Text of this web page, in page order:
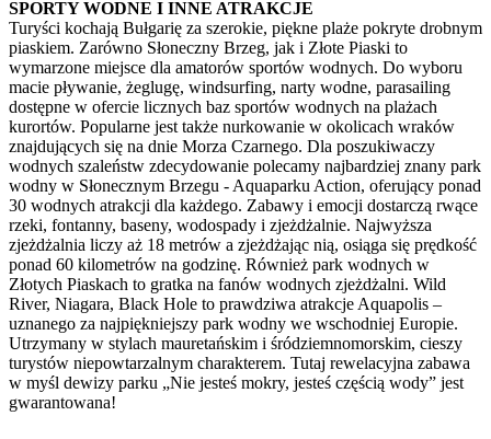
SPORTY WODNE I INNE ATRAKCJE
Turyści kochają Bułgarię za szerokie, piękne plaże pokryte drobnym
piaskiem. Zarówno Słoneczny Brzeg, jak i Złote Piaski to
wymarzone miejsce dla amatorów sportów wodnych. Do wyboru
macie pływanie, żeglugę, windsurfing, narty wodne, parasailing
dostępne w ofercie licznych baz sportów wodnych na plażach
kurortów. Popularne jest także nurkowanie w okolicach wraków
znajdujących się na dnie Morza Czarnego. Dla poszukiwaczy
wodnych szaleństw zdecydowanie polecamy najbardziej znany park
wodny w Słonecznym Brzegu - Aquaparku Action, oferujący ponad
30 wodnych atrakcji dla każdego. Zabawy i emocji dostarczą rwące
rzeki, fontanny, baseny, wodospady i zjeżdżalnie. Najwyższa
zjeżdżalnia liczy aż 18 metrów a zjeżdżając nią, osiąga się prędkość
ponad 60 kilometrów na godzinę. Również park wodnych w
Złotych Piaskach to gratka na fanów wodnych zjeżdżalni. Wild
River, Niagara, Black Hole to prawdziwa atrakcje Aquapolis –
uznanego za najpiękniejszy park wodny we wschodniej Europie.
Utrzymany w stylach mauretańskim i śródziemnomorskim, cieszy
turystów niepowtarzalnym charakterem. Tutaj rewelacyjna zabawa
w myśl dewizy parku „Nie jesteś mokry, jesteś częścią wody” jest
gwarantowana!